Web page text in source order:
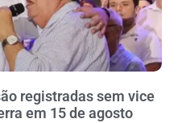
registradas sem vice
em 15 de agosto